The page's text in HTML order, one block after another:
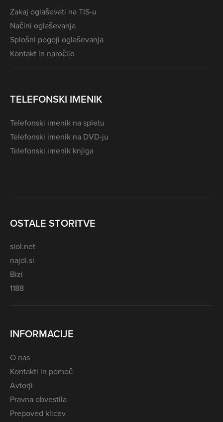
Zakaj oglaševati na TIS-u
Načini oglaševanja
Splošni pogoji oglaševanja
Kontakt in naročilo
TELEFONSKI IMENIK
Telefonski imenik na spletu
Telefonski imenik na DVD-ju
Telefonski imenik knjiga
OSTALE STORITVE
siol.net
najdi.si
Bizi
1188
INFORMACIJE
O nas
Kontakti in pomoč
Avtorji
Pravna obvestila
Prepoved klicev